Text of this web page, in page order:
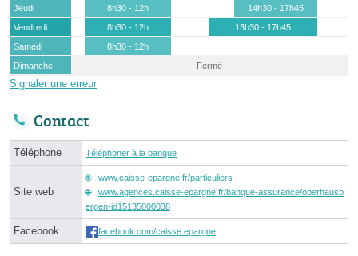
Jeudi
8h30 - 12h
14h30 - 17h45
Vendredi
8h30 - 12h
13h30 - 17h45
Samedi
8h30 - 12h
Dimanche
Fermé
Signaler une erreur
Contact
Téléphone Téléphoner à la banque
Site web
www.caisse-epargne.fr/particuliers
www.agences.caisse-epargne.fr/banque-assurance/oberhausb
ergen-id15135000038
Facebook facebook.com/caisse.epargne